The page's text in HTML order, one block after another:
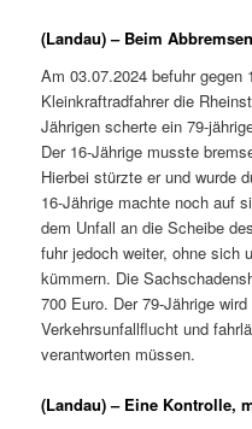
(Landau) – Beim
Am 03.07.2024 befuhr gegen
Kleinkraftradfahrer die
Jährigen scherte ein 79-
Der 16-Jährige musste
Hierbei stürzte er und wurde
16-Jährige machte noch auf
dem Unfall an die Scheibe
fuhr jedoch weiter, ohne sich
kümmern. Die
700 Euro. Der 79-Jährige
Verkehrsunfallflucht und
verantworten müssen.
(Landau) – Eine Kontrolle,